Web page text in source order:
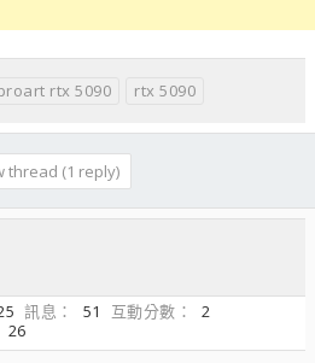
rtx 5090 rtx 5090
thread (1 reply)
訊息 51 互動分數
2
26